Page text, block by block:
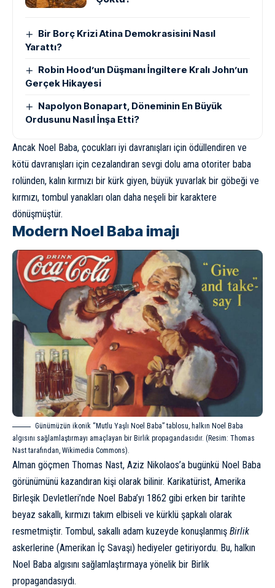
Bir Borç Krizi Atina Demokrasisini Nasıl
Yarattı?
Robin Hood’un Düşmanı İngiltere Kralı John’un
Gerçek Hikayesi
Napolyon Bonapart, Döneminin En Büyük
Ordusunu Nasıl İnşa Etti?
Ancak Noel Baba, çocukları iyi davranışları için ödüllendiren ve
kötü davranışları için cezalandıran sevgi dolu ama otoriter baba
rolünden, kalın kırmızı bir kürk giyen, büyük yuvarlak bir göbeği ve
kırmızı, tombul yanakları olan daha neşeli bir karaktere
dönüşmüştür.
Modern Noel Baba imajı
Günümüzün ikonik “Mutlu Yaşlı Noel Baba” tablosu, halkın Noel Baba
algısını sağlamlaştırmayı amaçlayan bir Birlik propagandasıdır. (Resim: Thomas
Nast tarafından, Wikimedia Commons).
Alman göçmen Thomas Nast, Aziz Nikolaos’a bugünkü Noel Baba
görünümünü kazandıran kişi olarak bilinir. Karikatürist, Amerika
Birleşik Devletleri’nde Noel Baba’yı 1862 gibi erken bir tarihte
beyaz sakallı, kırmızı takım elbiseli ve kürklü şapkalı olarak
resmetmiştir. Tombul, sakallı adam kuzeyde konuşlanmış Birlik
askerlerine (Amerikan İç Savaşı) hediyeler getiriyordu. Bu, halkın
Noel Baba algısını sağlamlaştırmaya yönelik bir Birlik
propagandasıydı.